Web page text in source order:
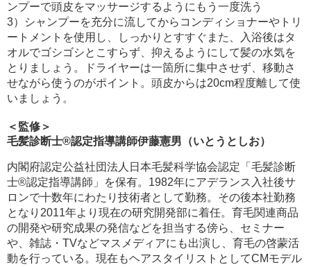
ンプーで頭皮をマッサージするようにもう一度洗う
3）シャンプーを充分に流してからコンディショナーやトリ
ートメントを使用し、しっかりとすすぐまた、入浴後はタ
オルでゴシゴシとこすらず、抑えるようにして髪の水気を
とりましょう。ドライヤーは一箇所に集中させず、移動さ
せながら使うのがポイント。頭皮からは20cm程度離して使
いましょう。
＜監修＞
毛髪診断士®認定指導講師伊藤憲男（いとうとしお）
内閣府認定公益社団法人日本毛髪科学協会認定「毛髪診断
士®認定指導講師」を保有。1982年にアデランス入社後サ
ロンで十数年にわたり技術者として勤務。その後本社勤務
となり2011年より現在の研究開発部に着任。育毛関連商品
の開発や研究成果の発信などを担当する傍ら、セミナー
や、雑誌・TVなどマスメディアにも出演し、育毛の啓蒙活
動を行っている。現在もヘアスタイリストとしてCMモデル